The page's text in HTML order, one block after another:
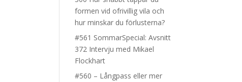
formen vid ofrivillig vila och
hur minskar du förlusterna?
#561 SommarSpecial: Avsnitt
372 Intervju med Mikael
Flockhart
#560 – Långpass eller mer